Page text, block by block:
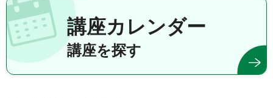
講座カレンダー
講座を探す